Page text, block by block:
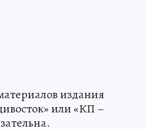
издания
или «КП –